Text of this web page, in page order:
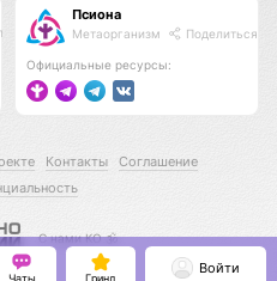
Псиона
Метаорганизм Поделиться
Официальные ресурсы:
Контакты
Соглашение
С нами КО 🕉️
Чаты Гринд
Войти